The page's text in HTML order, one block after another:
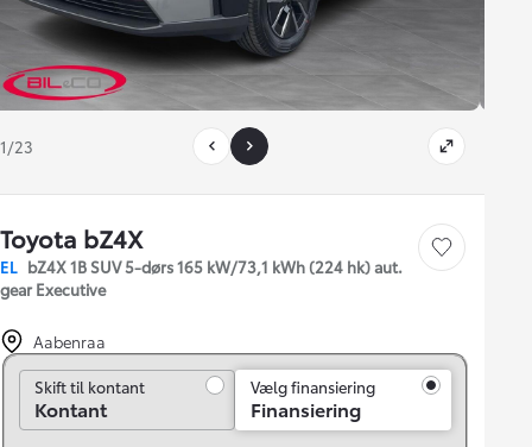
1/23
Toyota bZ4X
EL bZ4X 1B SUV 5-dørs 165 kW/73,1 kWh (224 hk) aut.
gear Executive
Gem bil
Aabenraa
Skift til kontant
Skift til kontant
Kontant
Vælg finansiering
Finansiering